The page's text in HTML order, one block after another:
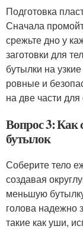
Подготовка
Сначала
срежьте дно у
заготовки для
бутылки на
ровные и
на две части
Вопрос 3: Как
бутылок
Соберите тело
создавая
меньшую
голова надежно
такие как уши,